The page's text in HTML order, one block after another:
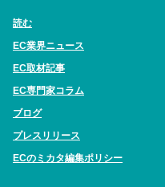
読む
EC業界ニュース
EC取材記事
EC専門家コラム
ブログ
プレスリリース
ECのミカタ編集ポリシー